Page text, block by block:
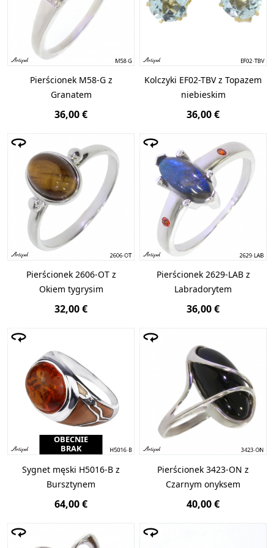
Pierścionek M58-G z
Granatem
36,00 €
Kolczyki EF02-TBV z Topazem
niebieskim
36,00 €
Pierścionek 2606-OT z
Okiem tygrysim
32,00 €
Pierścionek 2629-LAB z
Labradorytem
36,00 €
OBECNIE
BRAK
Sygnet męski H5016-B z
Bursztynem
64,00 €
Pierścionek 3423-ON z
Czarnym onyksem
40,00 €